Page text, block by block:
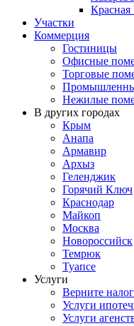
Красная
Участки
Коммерция
Гостиницы
Офисные
Торговые
Нежилые
В других городах
Крым
Анапа
Армавир
Архыз
Геленджик
Горячий Ключ
Краснодар
Майкоп
Москва
Новороссийск
Темрюк
Туапсе
Услуги
Верните налог
Услуги
Услуги